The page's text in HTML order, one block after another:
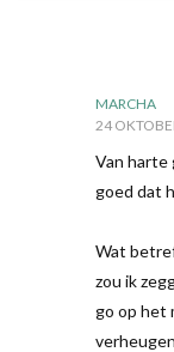
MARCHA
24
Van harte
goed dat
Wat
zou ik
go op het